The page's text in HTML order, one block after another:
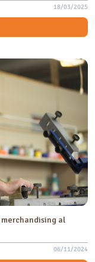
18/03/2025
al
06/11/2024